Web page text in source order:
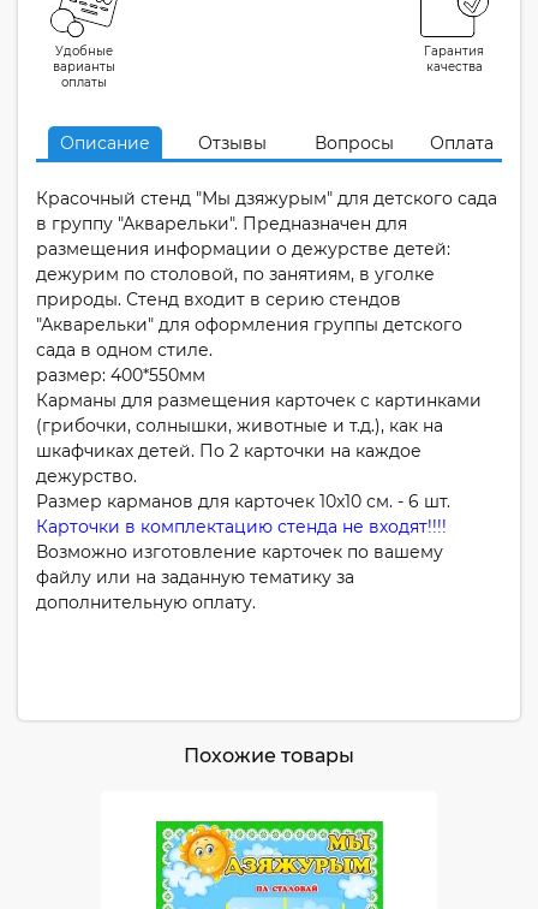
Удобные
варианты
оплаты
Гарантия
качества
Описание Отзывы Вопросы Оплата
Красочный стенд "Мы дзяжурым" для детского сада
в группу "Акварельки". Предназначен для
размещения информации о дежурстве детей:
дежурим по столовой, по занятиям, в уголке
природы. Стенд входит в серию стендов
"Акварельки" для оформления группы детского
сада в одном стиле.
размер: 400*550мм
Карманы для размещения карточек с картинками
(грибочки, солнышки, животные и т.д.), как на
шкафчиках детей. По 2 карточки на каждое
дежурство.
Размер карманов для карточек 10х10 см. - 6 шт.
Карточки в комплектацию стенда не входят!!!!
Возможно изготовление карточек по вашему
файлу или на заданную тематику за
дополнительную оплату.
Похожие товары